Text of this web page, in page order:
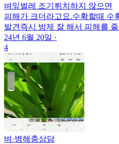
벼잎벌레 조기튀치하지 않으면
피해가 크더라고요.수확할때 수
발견즉시 방제 잘 해서 피해를
24년 6월 20일 ·
4
벼 ·병해충상담